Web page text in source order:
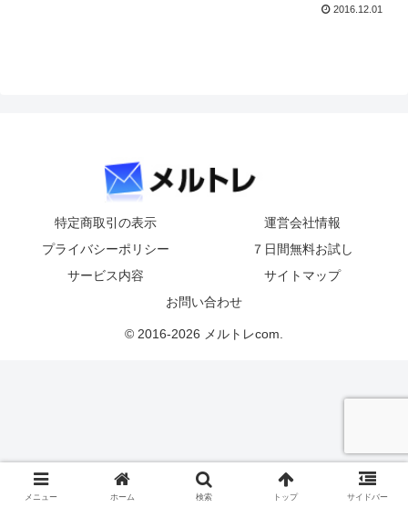
2016.12.01
特定商取引の表示
運営会社情報
プライバシーポリシー
７日間無料お試し
サービス内容
サイトマップ
お問い合わせ
© 2016-2026 メルトレcom.
メニュー ホーム 検索 トップ サイドバー